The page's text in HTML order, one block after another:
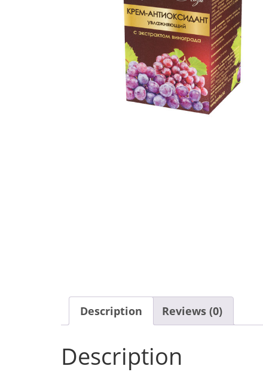
Description Reviews (0)
Description